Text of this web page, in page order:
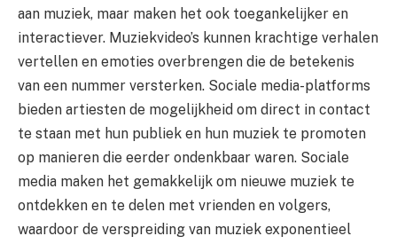
aan muziek, maar maken het ook toegankelijker en
interactiever. Muziekvideo’s kunnen krachtige verhalen
vertellen en emoties overbrengen die de betekenis
van een nummer versterken. Sociale media-platforms
bieden artiesten de mogelijkheid om direct in contact
te staan met hun publiek en hun muziek te promoten
op manieren die eerder ondenkbaar waren. Sociale
media maken het gemakkelijk om nieuwe muziek te
ontdekken en te delen met vrienden en volgers,
waardoor de verspreiding van muziek exponentieel